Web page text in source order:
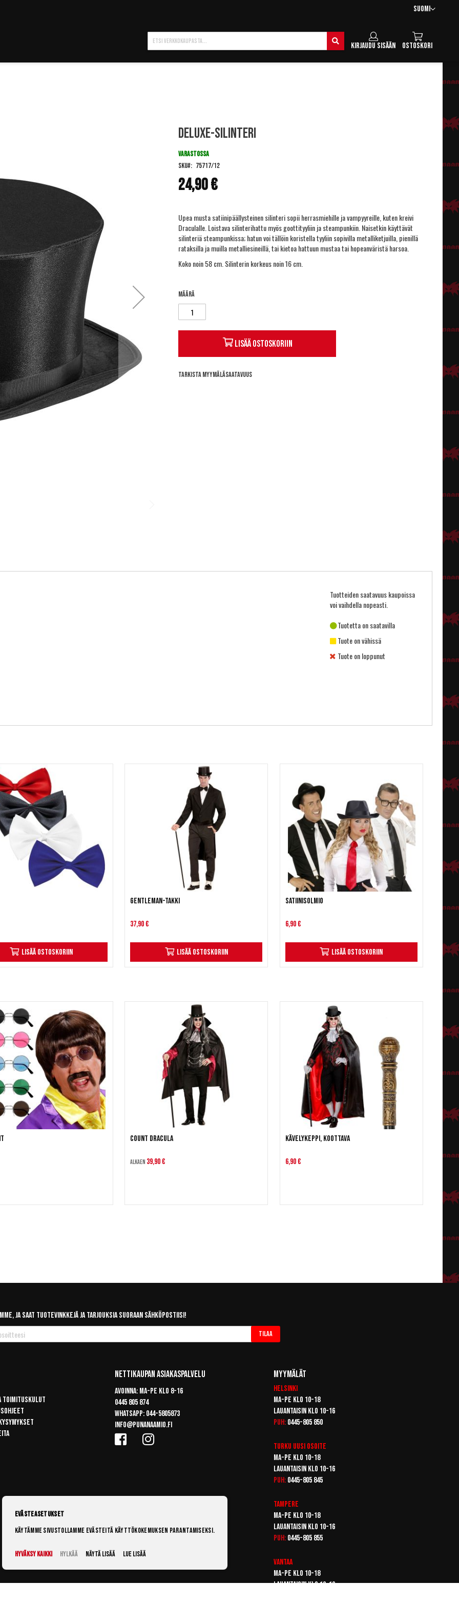
Kieli
Suomi
Ostoskori
Kirjaudu sisään
Hae
Deluxe-Silinteri
24,90 €
VARASTOSSA
SKU
75717/12
Upea musta satiinipäällysteinen silinteri sopii herrasmiehille ja vampyyreille, kuten kreivi
Draculalle. Loistava silinterihattu myös goottityyliin ja steampunkiin. Naisetkin käyttävät
silinteriä steampunkissa; hatun voi tällöin koristella tyyliin sopivilla metalliketjuilla, pienillä
rataksilla ja muilla metalliesineillä, tai kietoa hattuun mustaa tai hopeanväristä harsoa.
Koko noin 58 cm. Silinterin korkeus noin 16 cm.
Määrä
Lisää ostoskoriin
Tarkista myymäläsaatavuus
Tuotteiden saatavuus kaupoissa
voi vaihdella nopeasti.
Tuotetta on saatavilla
Tuote on vähissä
Tuote on loppunut
Lisää ostoskoriin
Gentleman-takki
37,90 €
Lisää ostoskoriin
Satiinisolmio
6,90 €
Lisää ostoskoriin
Count Dracula
Alkaen 39,90 €
Kävelykeppi, koottava
6,90 €
ja saat tuotevinkkejä ja tarjouksia suoraan sähköpostiisi!
Tilaa
toimituskulut
Nettikaupan Asiakaspalvelu
Avoinna: Ma-pe klo 8-16
0445 805 874
Whatsapp: 044-5805873
info@punanaamio.fi
Myymälät
Helsinki
Ma-pe klo 10-18
Lauantaisin klo 10-16
Puh: 0445-805 850
Turku Uusi osoite
Ma-pe klo 10-18
Lauantaisin klo 10-16
Puh: 0445-805 845
Tampere
Ma-pe klo 10-18
Lauantaisin klo 10-16
Puh: 0445-805 855
Vantaa
Ma-pe klo 10-18
Lauantaisin klo 10-16
Evästeasetukset
Käytämme sivustollamme evästeitä käyttökokemuksen parantamiseksi.
Hyväksy kaikki Hylkää Näytä lisää Lue lisää